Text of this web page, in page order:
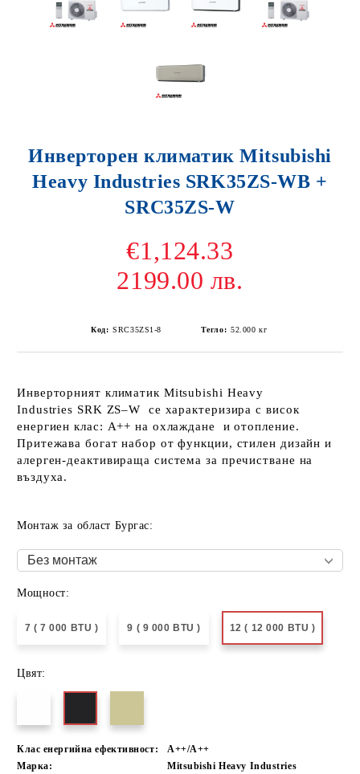
Инверторен климатик Mitsubishi
Heavy Industries SRK35ZS-WВ +
SRC35ZS-W
€1,124.33
2199.00 лв.
Код: SRC35ZS1-8 Тегло: 52.000 кг
Инверторният климатик Mitsubishi Heavy
Industries SRK ZS–W се характеризира с висок
енергиен клас: А++ на охлаждане и отопление.
Притежава богат набор от функции, стилен дизайн и
алерген-деактивираща система за пречистване на
въздуха.
Монтаж за област Бургас:
Мощност:
7 ( 7 000 BTU ) 9 ( 9 000 BTU ) 12 ( 12 000 BTU )
Цвят:
Клас енергийна ефективност:
А++/A++
Марка:
Mitsubishi Heavy Industries